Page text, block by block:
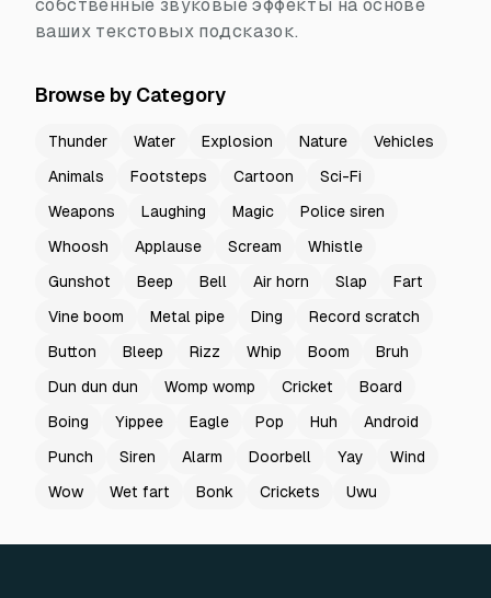
собственные звуковые эффекты на основе
ваших текстовых подсказок.
Browse by Category
Thunder Water Explosion Nature
Vehicles
Animals
Footsteps Cartoon
Sci-Fi
Weapons
Laughing Magic
Police siren
Whoosh
Applause Scream
Whistle
Gunshot
Beep Bell Air horn Slap
Fart
Vine boom
Metal pipe Ding
Record scratch
Button
Bleep Rizz Whip Boom
Bruh
Dun dun dun
Womp womp Cricket
Board
Boing
Yippee Eagle Pop Huh
Android
Punch
Siren Alarm Doorbell Yay
Wind
Wow
Wet fart Bonk Crickets Uwu